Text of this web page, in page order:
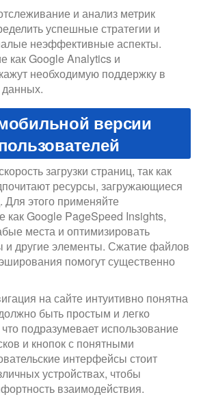
и анализ метрик
успешные стратегии и
неэффективные аспекты.
как Google Analytics и
необходимую поддержку в
данных.
версии
загрузки страниц, так как
ресурсы, загружающиеся
Для этого применяйте
как Google PageSpeed Insights,
места и оптимизировать
и другие элементы. Сжатие файлов
помогут существенно
на сайте интуитивно понятна
быть простым и легко
подразумевает использование
и кнопок с понятными
интерфейсы стоит
устройствах, чтобы
взаимодействия.